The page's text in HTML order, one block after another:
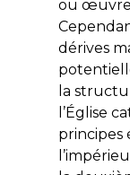
ou
dérives
la
l’Église
principes